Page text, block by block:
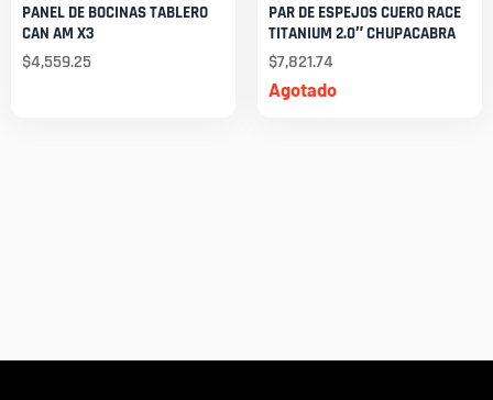
PANEL DE BOCINAS TABLERO
CAN AM X3
$4,559.25
Agotado
PAR DE ESPEJOS CUERO RACE
TITANIUM 2.0″ CHUPACABRA
$7,821.74